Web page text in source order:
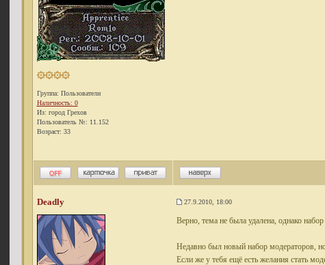
Группа: Пользователи
Наличность: 0
Из: город Грехов
Пользователь №: 11.152
Возраст: 33
Deadly 27.9.2010, 18:00
Верно, тема не была удалена, однако
Недавно был новый набор модераторов,
Если же у тебя ещё есть желания стать